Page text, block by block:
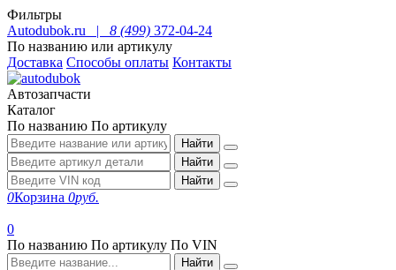
Фильтры
Autodubok.ru |
8 (499) 372-04-24
По названию или артикулу
Доставка Способы оплаты Контакты
Автозапчасти
Каталог
По названию По артикулу
Найти
Найти
Найти
0Корзина 0руб.
0
По названию По артикулу По VIN
Найти